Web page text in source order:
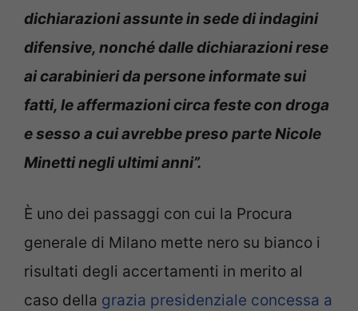
dichiarazioni assunte in sede di indagini
difensive, nonché dalle dichiarazioni rese
ai carabinieri da persone informate sui
fatti, le affermazioni circa feste con droga
e sesso a cui avrebbe preso parte Nicole
Minetti negli ultimi anni”.
È uno dei passaggi con cui la Procura
generale di Milano mette nero su bianco i
risultati degli accertamenti in merito al
caso della grazia presidenziale concessa a